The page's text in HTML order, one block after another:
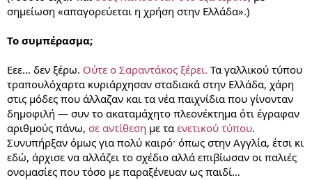
σημείωση «απαγορεύεται η χρήση στην Ελλάδα».)
Το συμπέρασμα;
Εεε… δεν ξέρω. Ούτε ο Σαραντάκος ξέρει. Τα γαλλικού τύπου
τραπουλόχαρτα κυριάρχησαν σταδιακά στην Ελλάδα, χάρη
στις μόδες που άλλαζαν και τα νέα παιχνίδια που γίνονταν
δημοφιλή — συν το ακαταμάχητο πλεονέκτημα ότι έγραφαν
αριθμούς πάνω, σε αντίθεση με τα ενετικού τύπου.
Συνυπήρξαν όμως για πολύ καιρό· όπως στην Αγγλία, έτσι κι
εδώ, άρχισε να αλλάζει το σχέδιο αλλά επιβίωσαν οι παλιές
ονομασίες που τόσο με παραξένευαν ως παιδί…